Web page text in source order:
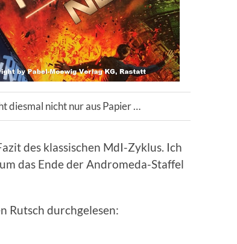
diesmal nicht nur aus Papier …
des klassischen MdI-Zyklus. Ich
das Ende der Andromeda-Staffel
Rutsch durchgelesen: